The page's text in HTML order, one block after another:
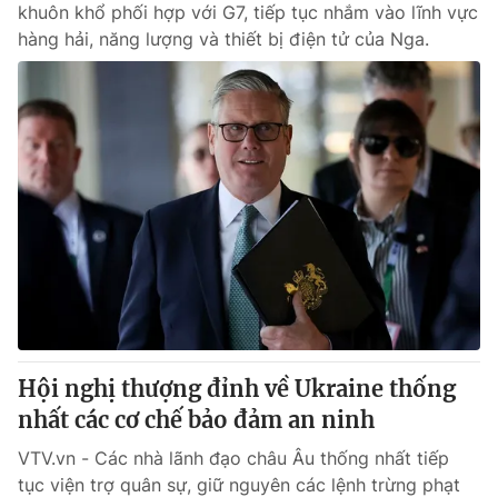
khuôn khổ phối hợp với G7, tiếp tục nhắm vào lĩnh vực
hàng hải, năng lượng và thiết bị điện tử của Nga.
Hội nghị thượng đỉnh về Ukraine thống
nhất các cơ chế bảo đảm an ninh
VTV.vn - Các nhà lãnh đạo châu Âu thống nhất tiếp
tục viện trợ quân sự, giữ nguyên các lệnh trừng phạt